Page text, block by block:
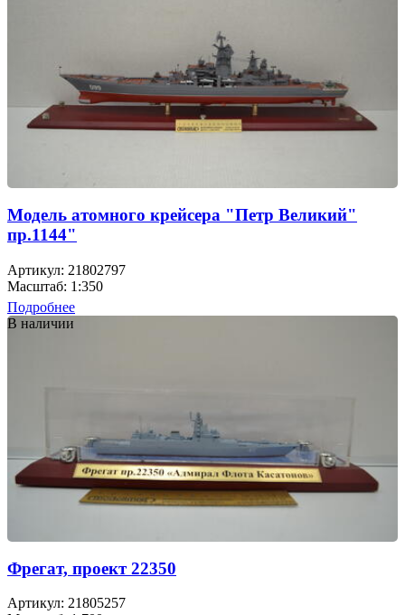
Модель атомного крейсера "Петр Великий"
пр.1144"
Артикул: 21802797
Масштаб: 1:350
Подробнее
В наличии
Фрегат, проект 22350
Артикул: 21805257